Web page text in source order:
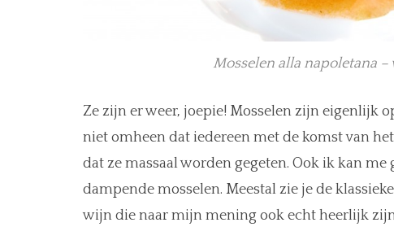
Mosselen alla napoletana
Ze zijn er weer, joepie! Mosselen zijn eigenlijk
niet omheen dat iedereen met de komst van
dat ze massaal worden gegeten. Ook ik kan
dampende mosselen. Meestal zie je de
wijn die naar mijn mening ook echt heerlijk